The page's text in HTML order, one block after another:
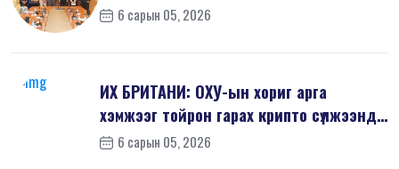
6 сарын 05, 2026
ИХ БРИТАНИ: ОХУ-ын хориг арга
хэмжээг тойрон гарах крипто сүлжээнд
хор...6 сарын 05, 2026